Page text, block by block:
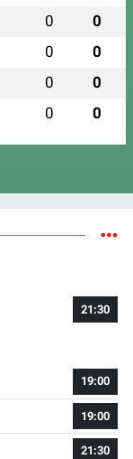
0 0
0 0
0 0
0 0
21:30
19:00
19:00
21:30